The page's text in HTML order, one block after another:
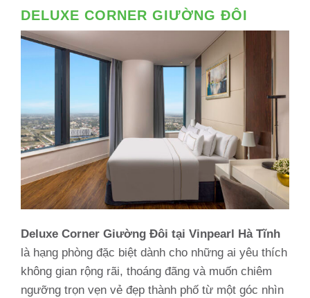
DELUXE CORNER GIƯỜNG ĐÔI
Deluxe Corner Giường Đôi tại Vinpearl Hà Tĩnh
là hạng phòng đặc biệt dành cho những ai yêu thích
không gian rộng rãi, thoáng đãng và muốn chiêm
ngưỡng trọn vẹn vẻ đẹp thành phố từ một góc nhìn